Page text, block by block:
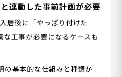
連動した事前計画が必要
居後に「やっぱり付けた
な工事が必要になるケースも
の基本的な仕組みと種類か